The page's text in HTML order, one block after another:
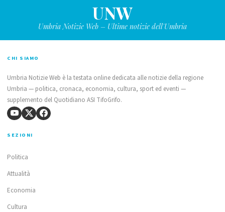
UNW
Umbria Notizie Web – Ultime notizie dell'Umbria
CHI SIAMO
Umbria Notizie Web è la testata online dedicata alle notizie della regione
Umbria — politica, cronaca, economia, cultura, sport ed eventi —
supplemento del Quotidiano ASI TifoGrifo.
SEZIONI
Politica
Attualità
Economia
Cultura